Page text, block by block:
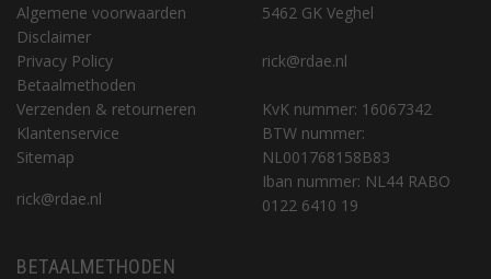
Algemene voorwaarden
Disclaimer
Privacy Policy
Betaalmethoden
Verzenden & retourneren
Klantenservice
Sitemap
rick@rdae.nl
5462 GK Veghel
rick@rdae.nl
KvK nummer: 16067342
BTW nummer:
NL001768158B83
Iban nummer: NL44 RABO
0122 6410 19
BETAALMETHODEN